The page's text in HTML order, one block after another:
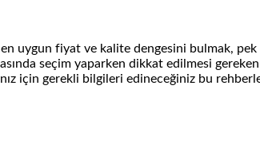
en uygun fiyat ve kalite dengesini bulmak,
seçim yaparken dikkat edilmesi gereken
için gerekli bilgileri edineceğiniz bu